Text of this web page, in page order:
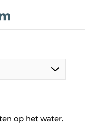
op het water.